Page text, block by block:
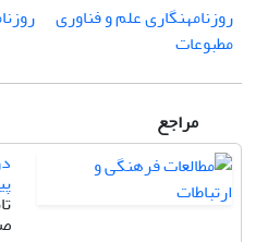
روزنامهنگاری علم و فناوری
مطبوعات
مراجع